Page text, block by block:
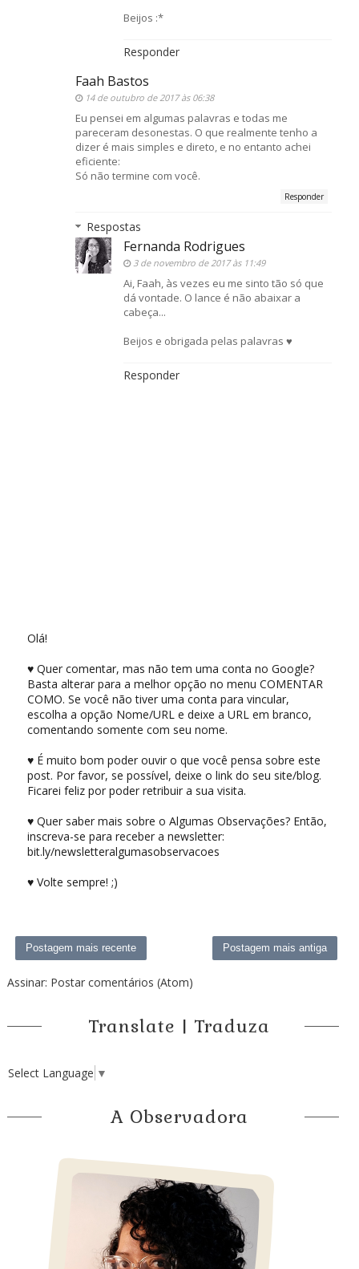
Beijos :*
Responder
Faah Bastos
14 de outubro de 2017 às 06:38
Eu pensei em algumas palavras e todas me
pareceram desonestas. O que realmente tenho a
dizer é mais simples e direto, e no entanto achei
eficiente:
Só não termine com você.
Responder
Respostas
Fernanda Rodrigues
3 de novembro de 2017 às 11:49
Ai, Faah, às vezes eu me sinto tão só que
dá vontade. O lance é não abaixar a
cabeça...
Beijos e obrigada pelas palavras ♥
Responder
Olá!
♥ Quer comentar, mas não tem uma conta no Google?
Basta alterar para a melhor opção no menu COMENTAR
COMO. Se você não tiver uma conta para vincular,
escolha a opção Nome/URL e deixe a URL em branco,
comentando somente com seu nome.
♥ É muito bom poder ouvir o que você pensa sobre este
post. Por favor, se possível, deixe o link do seu site/blog.
Ficarei feliz por poder retribuir a sua visita.
♥ Quer saber mais sobre o Algumas Observações? Então,
inscreva-se para receber a newsletter:
bit.ly/newsletteralgumasobservacoes
♥ Volte sempre! ;)
Postagem mais recente Postagem mais antiga
Assinar: Postar comentários (Atom)
Translate | Traduza
Select Language ▼
A Observadora